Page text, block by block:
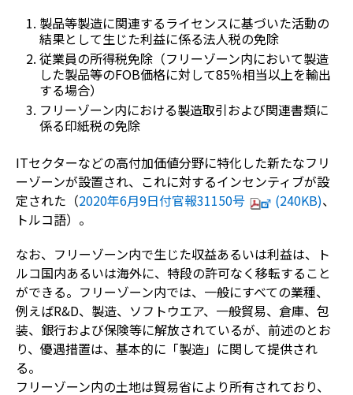
製品等製造に関連するライセンスに基づいた活動の
結果として生じた利益に係る法人税の免除
従業員の所得税免除（フリーゾーン内において製造
した製品等のFOB価格に対して85％相当以上を輸出
する場合）
フリーゾーン内における製造取引および関連書類に
係る印紙税の免除
ITセクターなどの高付加価値分野に特化した新たなフリ
ーゾーンが設置され、これに対するインセンティブが設
定された（2020年6月9日付官報31150号 (240KB)、
トルコ語）。
なお、フリーゾーン内で生じた収益あるいは利益は、ト
ルコ国内あるいは海外に、特段の許可なく移転すること
ができる。フリーゾーン内では、一般にすべての業種、
例えばR&D、製造、ソフトウエア、一般貿易、倉庫、包
装、銀行および保険等に解放されているが、前述のとお
り、優遇措置は、基本的に「製造」に関して提供され
る。
フリーゾーン内の土地は貿易省により所有されており、